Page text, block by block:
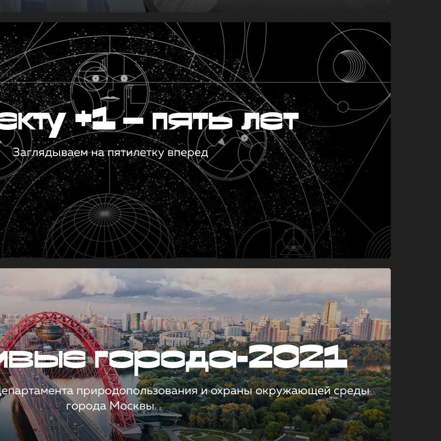
+1 — пять лет
Заглядываем на пятилетку вперед
города-2021
природопользования и охраны окружающей среды
города Москвы